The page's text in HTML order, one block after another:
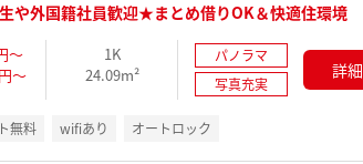
や外国籍社員歓迎★まとめ借りOK＆快適住環境
～
～
1K
24.09m²
パノラマ
写真充実
詳細
無料 wifiあり オートロック